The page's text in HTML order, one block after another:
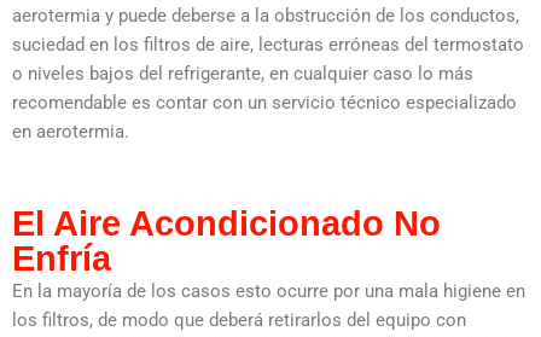
aerotermia y puede deberse a la obstrucción de los conductos,
suciedad en los filtros de aire, lecturas erróneas del termostato
o niveles bajos del refrigerante, en cualquier caso lo más
recomendable es contar con un servicio técnico especializado
en aerotermia.
El Aire Acondicionado No
Enfría
En la mayoría de los casos esto ocurre por una mala higiene en
los filtros, de modo que deberá retirarlos del equipo con